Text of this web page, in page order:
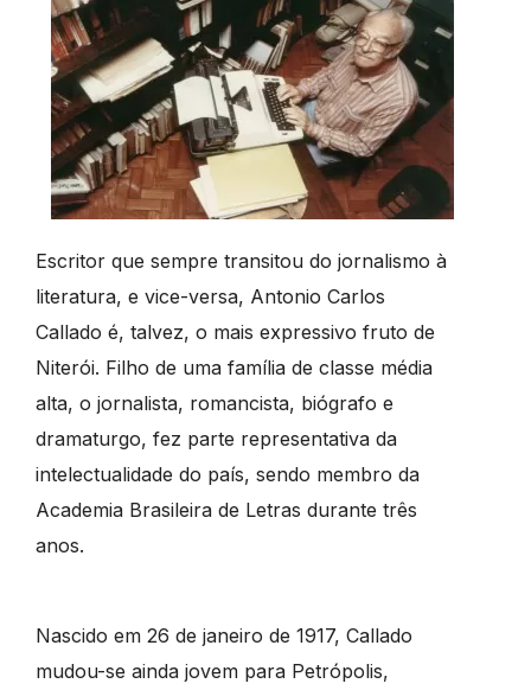
Escritor que sempre transitou do jornalismo à
literatura, e vice-versa, Antonio Carlos
Callado é, talvez, o mais expressivo fruto de
Niterói. Filho de uma família de classe média
alta, o jornalista, romancista, biógrafo e
dramaturgo, fez parte representativa da
intelectualidade do país, sendo membro da
Academia Brasileira de Letras durante três
anos.
Nascido em 26 de janeiro de 1917, Callado
mudou-se ainda jovem para Petrópolis,